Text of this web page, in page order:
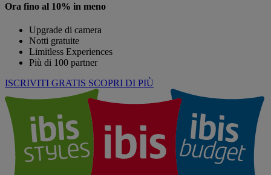
Ora fino al 10% in meno
Upgrade di camera
Notti gratuite
Limitless Experiences
Più di 100 partner
ISCRIVITI GRATIS SCOPRI DI PIÙ